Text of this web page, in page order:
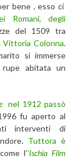
bene , esso ci
Romani, degli
del 1509 tra
Vittoria Colonna.
si immerse
abitata un
nel 1912 passò
fu aperto al
interventi di
Tuttora è
l’‘Ischia Film